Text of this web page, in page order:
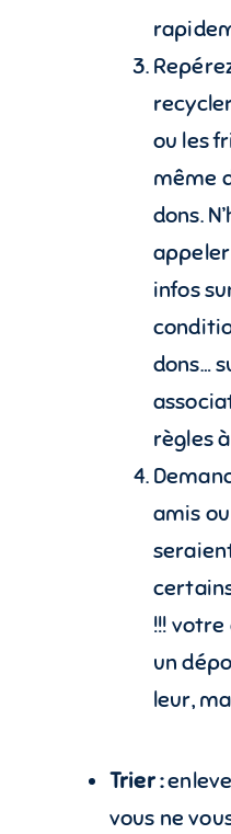
ou les
même
dons.
infos
dons…
règles
amis
!!!
un
leur,
Trier :
vous ne